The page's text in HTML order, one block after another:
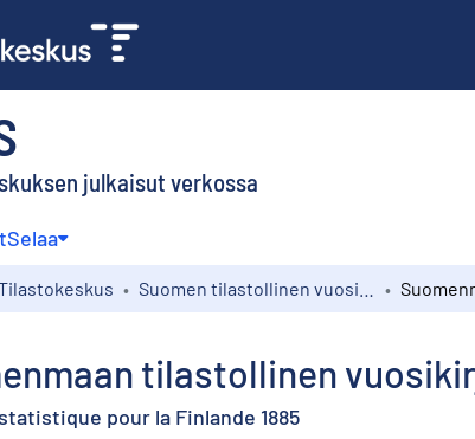
julkaisut verkossa
Selaa
tilastollinen
pour la Finlande 1885